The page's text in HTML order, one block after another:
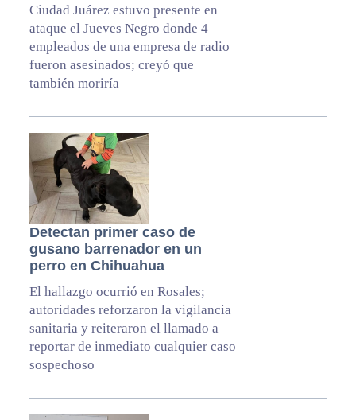
Ciudad Juárez estuvo presente en
ataque el Jueves Negro donde 4
empleados de una empresa de radio
fueron asesinados; creyó que
también moriría
Detectan primer caso de
gusano barrenador en un
perro en Chihuahua
El hallazgo ocurrió en Rosales;
autoridades reforzaron la vigilancia
sanitaria y reiteraron el llamado a
reportar de inmediato cualquier caso
sospechoso